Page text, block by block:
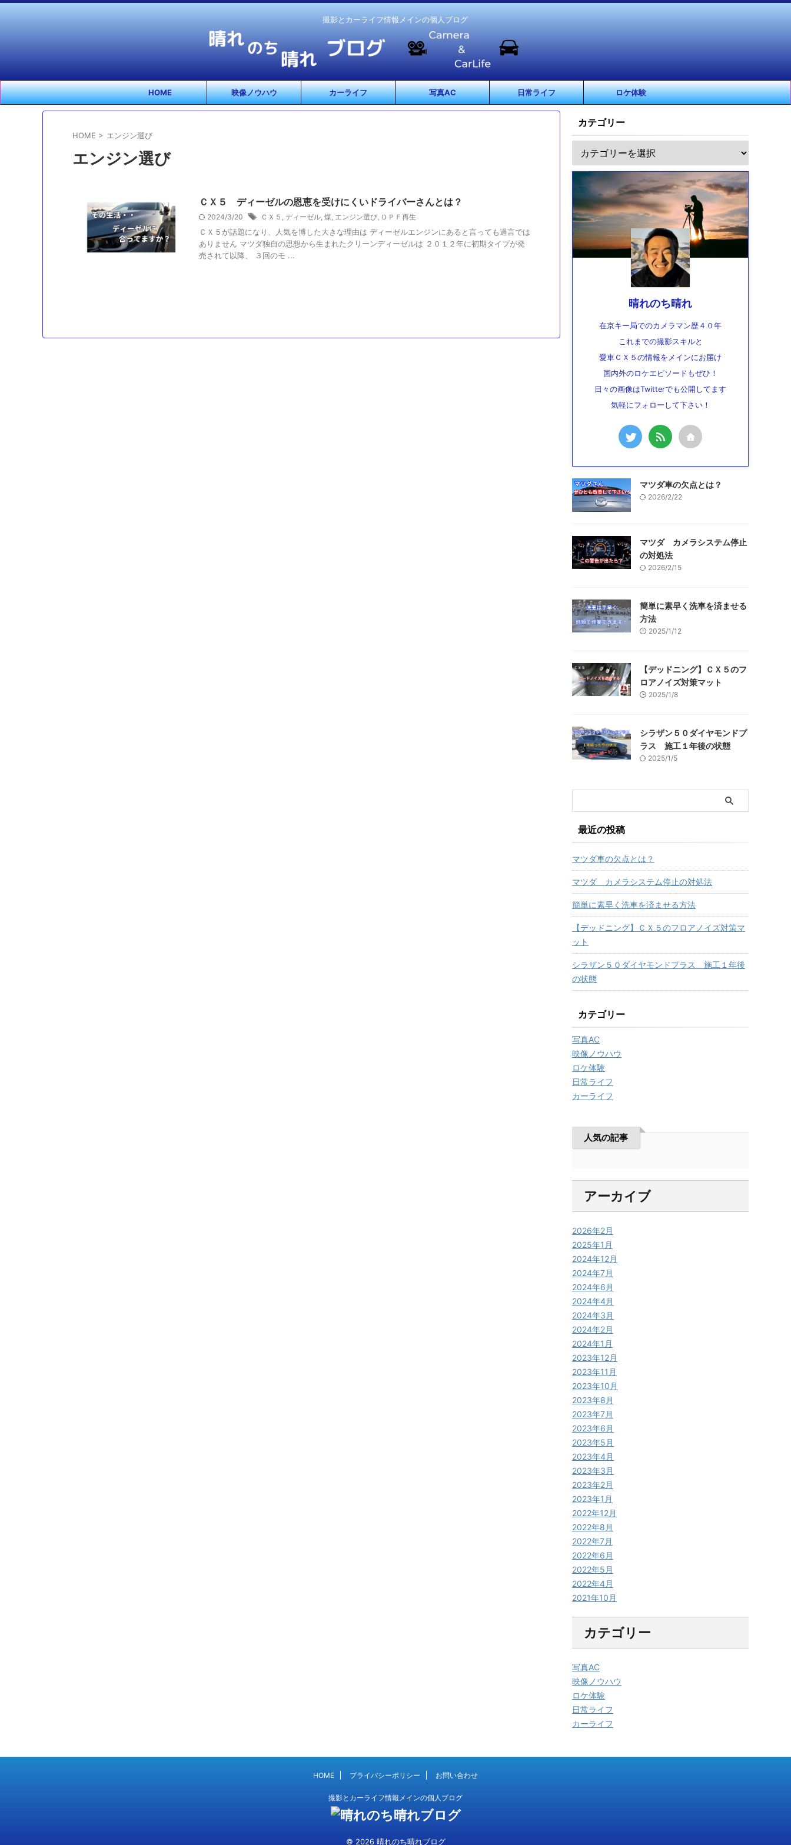
撮影とカーライフ情報メインの個人ブログ
HOME 映像ノウハウ カーライフ 写真AC 日常ライフ ロケ体験
HOME > エンジン選び
エンジン選び
ＣＸ５ ディーゼルの恩恵を受けにくいドライバーさんとは？
2024/3/20 ＣＸ５ ディーゼル 煤 エンジン選び ＤＰＦ再生
ＣＸ５が話題になり、人気を博した大きな理由は ディーゼルエンジンにあると言っても過言では
ありません マツダ独自の思想から生まれたクリーンディーゼルは ２０１２年に初期タイプが発
売されて以降、 ３回のモ ...
カテゴリー
晴れのち晴れ
在京キー局でのカメラマン歴４０年
これまでの撮影スキルと
愛車ＣＸ５の情報をメインにお届け
国内外のロケエピソードもぜひ！
日々の画像はTwitterでも公開してます
気軽にフォローして下さい！
マツダ車の欠点とは？
2026/2/22
マツダ カメラシステム停止
の対処法
2026/2/15
簡単に素早く洗車を済ませる
方法
2025/1/12
【デッドニング】ＣＸ５のフ
ロアノイズ対策マット
2025/1/8
シラザン５０ダイヤモンドプ
ラス 施工１年後の状態
2025/1/5
最近の投稿
マツダ車の欠点とは？
マツダ カメラシステム停止の対処法
簡単に素早く洗車を済ませる方法
【デッドニング】ＣＸ５のフロアノイズ対策マ
ット
シラザン５０ダイヤモンドプラス 施工１年後
の状態
カテゴリー
写真AC
映像ノウハウ
ロケ体験
日常ライフ
カーライフ
人気の記事
アーカイブ
2026年2月
2025年1月
2024年12月
2024年7月
2024年6月
2024年4月
2024年3月
2024年2月
2024年1月
2023年12月
2023年11月
2023年10月
2023年8月
2023年7月
2023年6月
2023年5月
2023年4月
2023年3月
2023年2月
2023年1月
2022年12月
2022年8月
2022年7月
2022年6月
2022年5月
2022年4月
2021年10月
カテゴリー
写真AC
映像ノウハウ
ロケ体験
日常ライフ
カーライフ
HOME プライバシーポリシー お問い合わせ
撮影とカーライフ情報メインの個人ブログ
© 2026 晴れのち晴れブログ